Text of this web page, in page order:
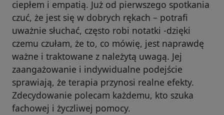
ciepłem i empatią. Już od pierwszego spotkania
czuć, że jest się w dobrych rękach – potrafi
uważnie słuchać, często robi notatki -dzięki
czemu czułam, że to, co mówię, jest naprawdę
ważne i traktowane z należytą uwagą. Jej
zaangażowanie i indywidualne podejście
sprawiają, że terapia przynosi realne efekty.
Zdecydowanie polecam każdemu, kto szuka
fachowej i życzliwej pomocy.